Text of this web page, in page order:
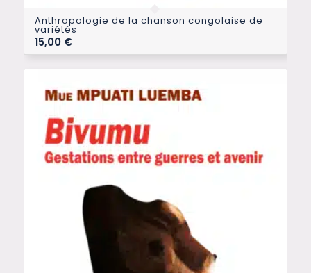
Anthropologie de la chanson congolaise de
variétés
15,00 €